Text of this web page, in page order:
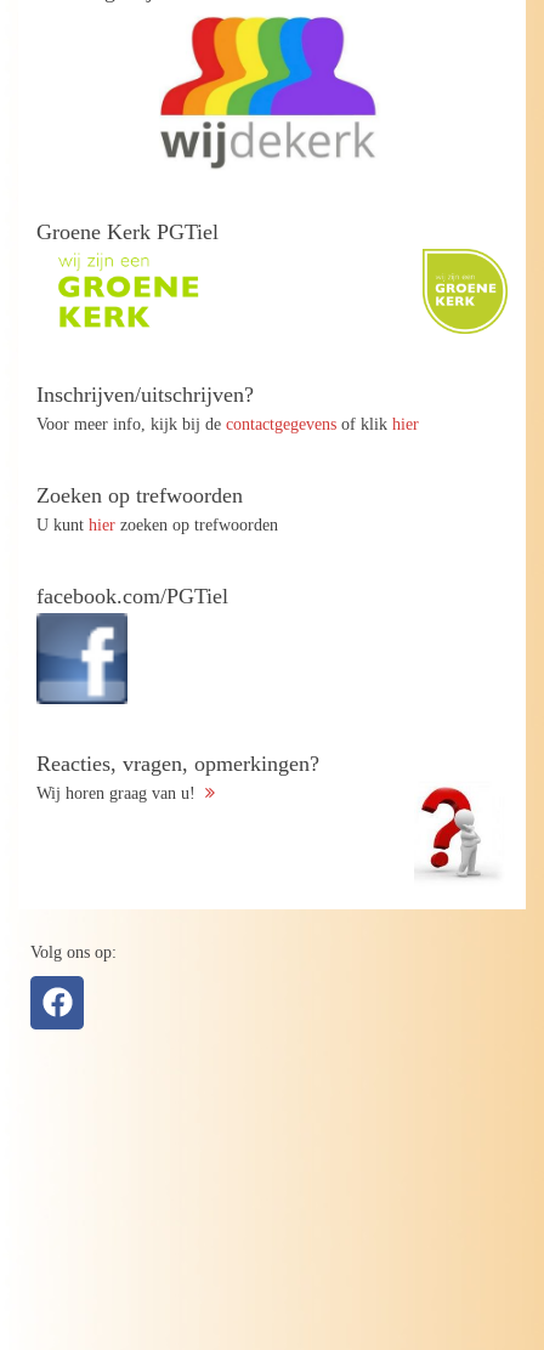
Groene Kerk PGTiel
Inschrijven/uitschrijven?
Voor meer info, kijk bij de contactgegevens of klik hier
Zoeken op trefwoorden
U kunt hier zoeken op trefwoorden
facebook.com/PGTiel
Reacties, vragen, opmerkingen?
Wij horen graag van u!
Volg ons op: